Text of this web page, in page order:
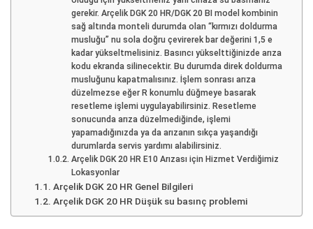
gerekir. Arçelik DGK 20 HR/DGK 20 BI model kombinin
sağ altında monteli durumda olan “kırmızı doldurma
musluğu” nu sola doğru çevirerek bar değerini 1,5 e
kadar yükseltmelisiniz. Basıncı yükselttiğinizde arıza
kodu ekranda silinecektir. Bu durumda direk doldurma
musluğunu kapatmalısınız. İşlem sonrası arıza
düzelmezse eğer R konumlu düğmeye basarak
resetleme işlemi uygulayabilirsiniz. Resetleme
sonucunda arıza düzelmediğinde, işlemi
yapamadığınızda ya da arızanın sıkça yaşandığı
durumlarda servis yardımı alabilirsiniz.
Arçelik DGK 20 HR E10 Arızası için Hizmet Verdiğimiz
Lokasyonlar
Arçelik DGK 20 HR Genel Bilgileri
Arçelik DGK 20 HR Düşük su basınç problemi